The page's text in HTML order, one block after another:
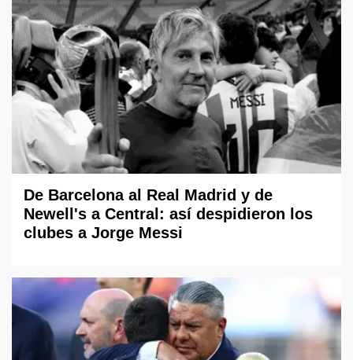
De Barcelona al Real Madrid y de
Newell's a Central: así despidieron los
clubes a Jorge Messi